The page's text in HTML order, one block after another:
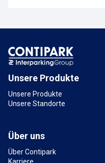
Unsere Produkte
Unsere Produkte
Unsere Standorte
Über uns
Über Contipark